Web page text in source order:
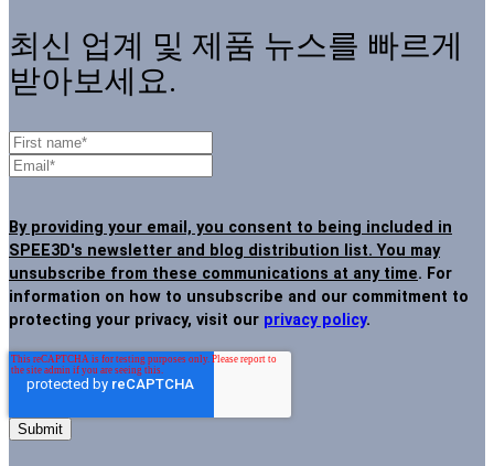
최신 업계 및 제품 뉴스를 빠르게
받아보세요.
By providing your email, you consent to being included in
SPEE3D's newsletter and blog distribution list. You may
unsubscribe from these communications at any time. For
information on how to unsubscribe and our commitment to
protecting your privacy, visit our privacy policy.